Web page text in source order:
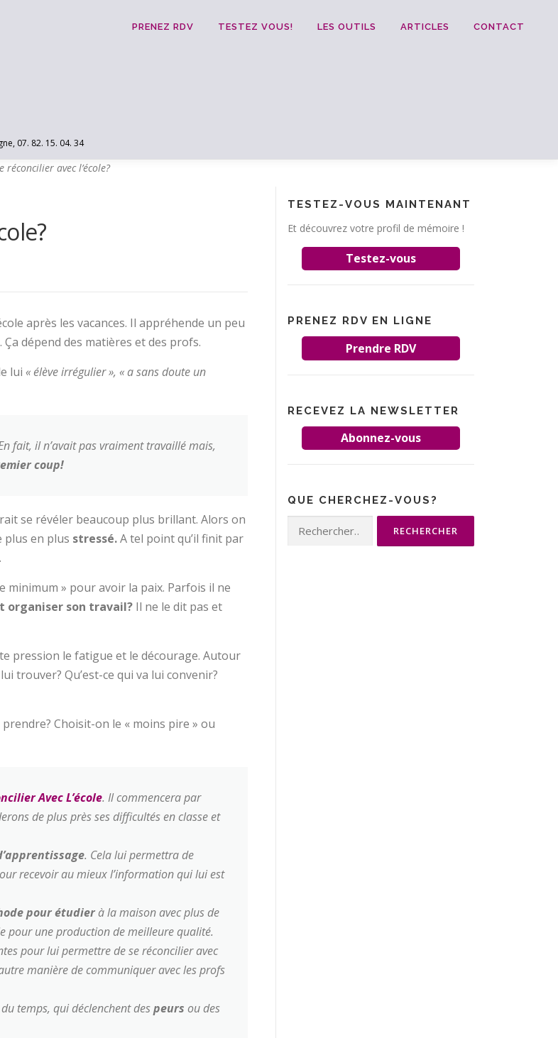
07. 82. 15. 04. 34
PRENEZ RDV TESTEZ VOUS! LES OUTILS ARTICLES CONTACT
réconcilier avec l’école?
après les vacances. Il appréhende un peu
. Ça dépend des matières et des profs.
lui « élève irrégulier », « a sans doute un
fait, il n’avait pas vraiment travaillé mais,
coup!
se révéler beaucoup plus brillant. Alors on
plus en plus stressé.A tel point qu’il finit par
minimum » pour avoir la paix. Parfois il ne
organiser son travail? Il ne le dit pas et
pression le fatigue et le décourage. Autour
trouver? Qu’est-ce qui va lui convenir?
Choisit-on le « moins pire » ou
Avec L’école. Il commencera par
de plus près ses difficultés en classe et
. Cela lui permettra de
recevoir au mieux l’information qui lui est
pour étudierà la maison avec plus de
pour une production de meilleure qualité.
pour lui permettre de se réconcilier avec
manière de communiquer avec les profs
temps, qui déclenchent despeurs ou des
TESTEZ-VOUS MAINTENANT
Et découvrez votre profil de mémoire !
Testez-vous
PRENEZ RDV EN LIGNE
Prendre RDV
RECEVEZ LA NEWSLETTER
Abonnez-vous
QUE CHERCHEZ-VOUS?
Rechercher :